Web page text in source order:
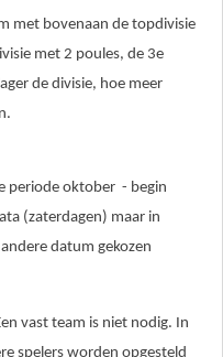
met bovenaan de topdivisie
met 2 poules, de 3e
de divisie, hoe meer
periode oktober - begin
(zaterdagen) maar in
datum gekozen
vast team is niet nodig. In
spelers worden opgesteld